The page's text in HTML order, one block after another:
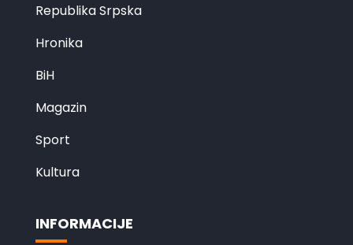
Republika Srpska
Hronika
BiH
Magazin
Sport
Kultura
INFORMACIJE